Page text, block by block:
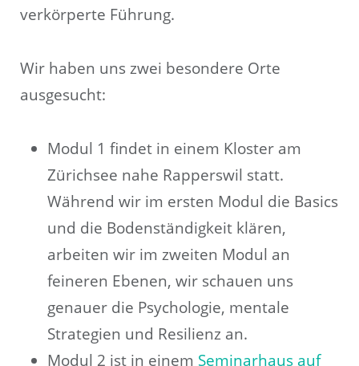
verkörperte Führung.
Wir haben uns zwei besondere Orte
ausgesucht:
Modul 1 findet in einem Kloster am
Zürichsee nahe Rapperswil statt.
Während wir im ersten Modul die Basics
und die Bodenständigkeit klären,
arbeiten wir im zweiten Modul an
feineren Ebenen, wir schauen uns
genauer die Psychologie, mentale
Strategien und Resilienz an.
Modul 2 ist in einem Seminarhaus auf